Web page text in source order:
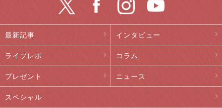
最新記事 インタビュー
ライブレポ コラム
プレゼント ニュース
スペシャル